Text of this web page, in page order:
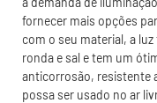
fornecer mais opções
com o seu material, a
ronda e sal e tem um
anticorrosão, resistente
possa ser usado no ar